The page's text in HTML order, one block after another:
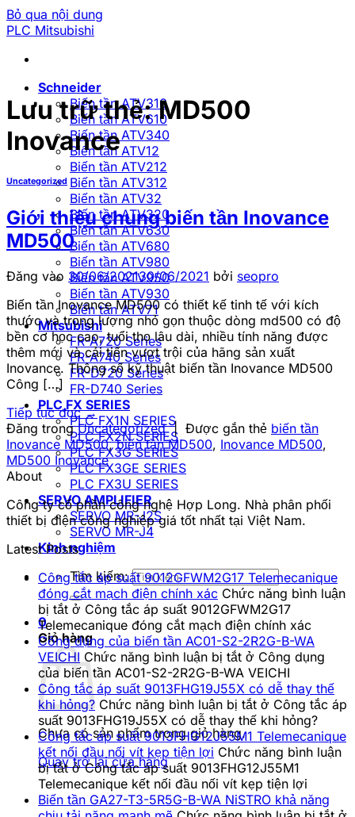
Bỏ qua nội dung
PLC Mitsubishi
Schneider
Biến tần ATV310
Biến tần ATV610
Biến tần ATV340
Biến tần ATV12
Biến tần ATV212
Biến tần ATV312
Biến tần ATV32
Biến tần ATV320
Biến tần ATV630
Biến tần ATV680
Biến tần ATV980
Biến tần ATV950
Biến tần ATV930
Biến tần ATV71
Mitsubishi
FR-A720 Series
FR-A740 Series
FR-D720 Series
FR-D740 Series
PLC FX SERIES
PLC FX1N SERIES
PLC FX2N SERIES
PLC FX3G SERIES
PLC FX3GE SERIES
PLC FX3U SERIES
SERVO AMPLIFIER
SERVO MR-J2S
SERVO MR-J4
Kinh nghiệm
Tìm kiếm:
0
Giỏ hàng
Chưa có sản phẩm trong giỏ hàng.
Quay trở lại cửa hàng
Lưu trữ thẻ:MD500
Inovance
Uncategorized
Giới thiệu chung biến tần Inovance
MD500
Đăng vào 30/06/202130/06/2021 bởi seopro
Biến tần Inovance MD500 có thiết kế tinh tế với kích
thước và trọng lượng nhỏ gọn thuộc dòng md500 có độ
bền cơ học cao, tuổi thọ lâu dài, nhiều tính năng được
thêm mới và cải tiến vượt trội của hãng sản xuất
Inovance. Thông số kỹ thuật biến tần Inovance MD500
Công […]
Tiếp tục đọc→
Đăng trongUncategorized | Được gắn thẻ biến tần
Inovance MD500,biến tần MD500, Inovance MD500,
MD500 Inovance
About
Công ty cổ phần công nghệ Hợp Long. Nhà phân phối
thiết bị điện công nghiệp giá tốt nhất tại Việt Nam.
Latest Posts
Công tắc áp suất 9012GFWM2G17 Telemecanique
đóng cắt mạch điện chính xác Chức năng bình luận
bị tắt ở Công tắc áp suất 9012GFWM2G17
Telemecanique đóng cắt mạch điện chính xác
Công dụng của biến tần AC01-S2-2R2G-B-WA
VEICHI Chức năng bình luận bị tắt ở Công dụng
của biến tần AC01-S2-2R2G-B-WA VEICHI
Công tắc áp suất 9013FHG19J55X có dễ thay thế
khi hỏng? Chức năng bình luận bị tắt ở Công tắc áp
suất 9013FHG19J55X có dễ thay thế khi hỏng?
Công tắc áp suất 9013FHG12J55M1 Telemecanique
kết nối đầu nối vít kẹp tiện lợi Chức năng bình luận
bị tắtở Công tắc áp suất 9013FHG12J55M1
Telemecanique kết nối đầu nối vít kẹp tiện lợi
Biến tần GA27-T3-5R5G-B-WA NiSTRO khả năng